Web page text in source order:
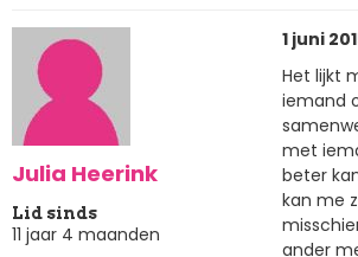
Julia Heerink
Lid sinds
11 jaar 4 maanden
1 juni
Het lijkt
iemand
met
beter
kan me
ander